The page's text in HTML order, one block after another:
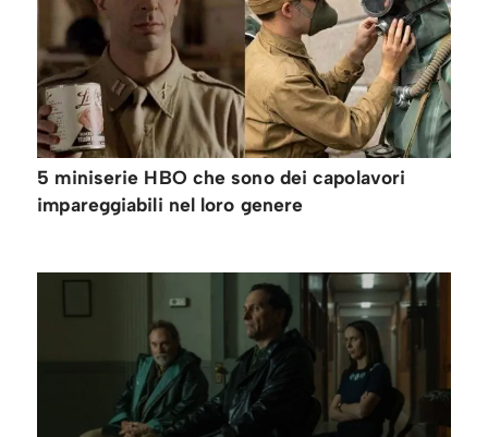
5 miniserie HBO che sono dei capolavori
impareggiabili nel loro genere